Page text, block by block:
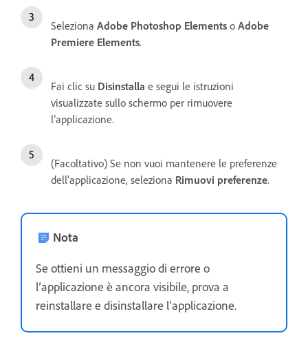
Seleziona Adobe Photoshop Elements o Adobe
Premiere Elements.
Fai clic su Disinstalla e segui le istruzioni
visualizzate sullo schermo per rimuovere
l’applicazione.
(Facoltativo) Se non vuoi mantenere le preferenze
dell'applicazione, seleziona Rimuovi preferenze.
Nota
Se ottieni un messaggio di errore o
l’applicazione è ancora visibile, prova a
reinstallare e disinstallare l’applicazione.